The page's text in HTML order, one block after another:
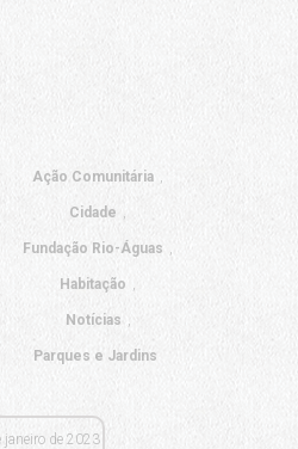
Ação Comunitária
Cidade
Fundação Rio-Águas
Habitação
Notícias
Parques e Jardins
janeiro de 2023